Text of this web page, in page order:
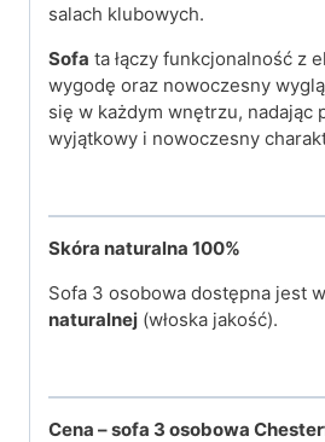
salach klubowych.
Sofa ta łączy funkcjonalność z
wygodę oraz nowoczesny
się w każdym wnętrzu, nadając
wyjątkowy i nowoczesny
Skóra naturalna 100%
Sofa 3 osobowa dostępna jest w
naturalnej (włoska jakość).
Cena – sofa 3 osobowa